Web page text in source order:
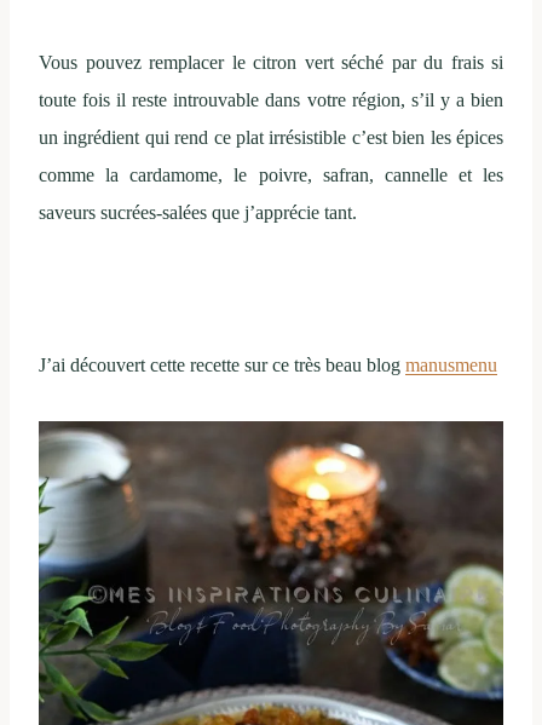
Vous pouvez remplacer le citron vert séché par du frais si
toute fois il reste introuvable dans votre région, s’il y a bien
un ingrédient qui rend ce plat irrésistible c’est bien les épices
comme la cardamome, le poivre, safran, cannelle et les
saveurs sucrées-salées que j’apprécie tant.
J’ai découvert cette recette sur ce très beau blog manusmenu